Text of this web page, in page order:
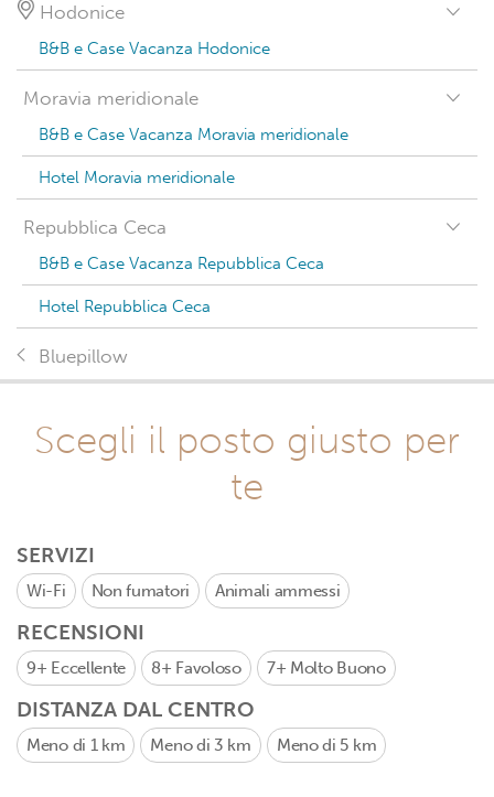
Hodonice
B&B e Case Vacanza Hodonice
Moravia meridionale
B&B e Case Vacanza Moravia meridionale
Hotel Moravia meridionale
Repubblica Ceca
B&B e Case Vacanza Repubblica Ceca
Hotel Repubblica Ceca
Bluepillow
Scegli il posto giusto per
te
SERVIZI
Wi-Fi Non fumatori Animali ammessi
RECENSIONI
9+ Eccellente 8+ Favoloso 7+ Molto Buono
DISTANZA DAL CENTRO
Meno di 1 km Meno di 3 km Meno di 5 km